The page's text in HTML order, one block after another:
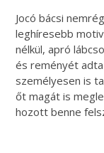
Jocó bácsi
leghíresebb
nélkül, apró
és reményét adta
személyesen is
őt magát is
hozott benne